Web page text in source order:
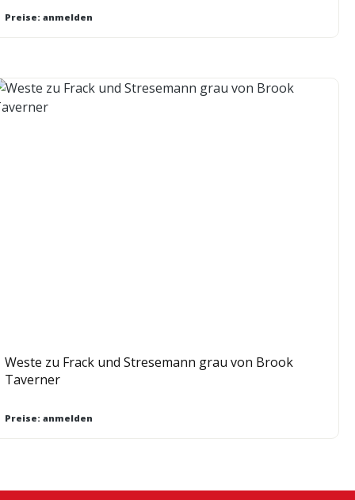
Preise: anmelden
Weste zu Frack und Stresemann grau von Brook
Taverner
Preise: anmelden